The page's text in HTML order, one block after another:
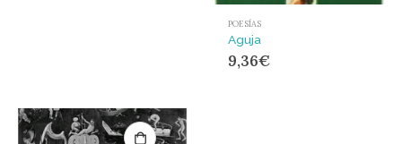
POESÍAS
Aguja
9,36€